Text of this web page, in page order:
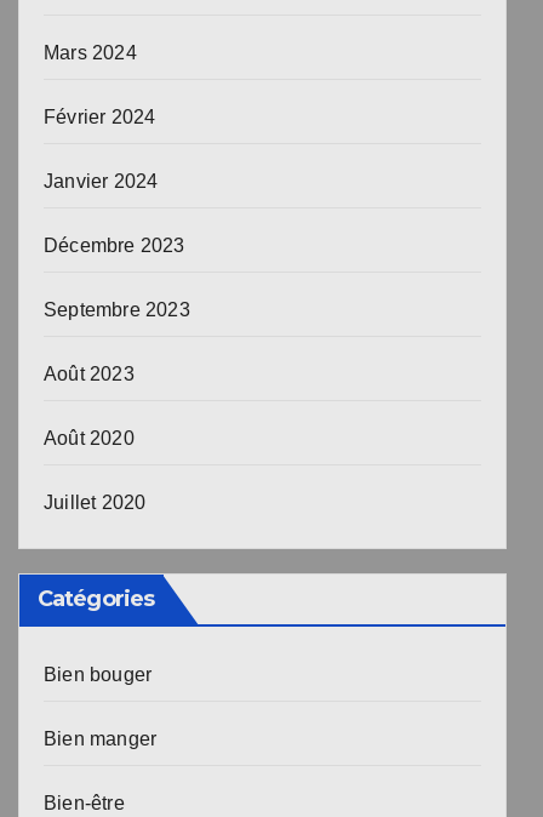
Mars 2024
Février 2024
Janvier 2024
Décembre 2023
Septembre 2023
Août 2023
Août 2020
Juillet 2020
Catégories
Bien bouger
Bien manger
Bien-être